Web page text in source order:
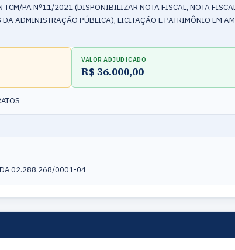
PA Nº11/2021 (DISPONIBILIZAR NOTA FISCAL, NOTA
ADMINISTRAÇÃO PÚBLICA), LICITAÇÃO E PATRIMÔNIO EM
VALOR ADJUDICADO
R$ 36.000,00
02.288.268/0001-04